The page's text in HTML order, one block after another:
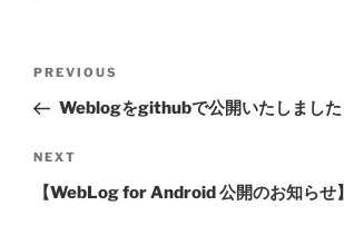
Previous
Post
PREVIOUS
Weblogをgithubで公開いたしました
Next
Post
NEXT
【WebLog for Android 公開のお知らせ】